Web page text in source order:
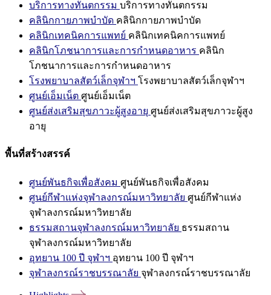
บริการทางทันตกรรม บริการทางทันตกรรม
คลินิกกายภาพบำบัด คลินิกกายภาพบำบัด
คลินิกเทคนิคการแพทย์ คลินิกเทคนิคการแพทย์
คลินิกโภชนาการและการกำหนดอาหาร คลินิก
โภชนาการและการกำหนดอาหาร
โรงพยาบาลสัตว์เล็กจุฬาฯ โรงพยาบาลสัตว์เล็กจุฬาฯ
ศูนย์เอ็มเน็ต ศูนย์เอ็มเน็ต
ศูนย์ส่งเสริมสุขภาวะผู้สูงอายุ ศูนย์ส่งเสริมสุขภาวะผู้สูง
อายุ
พื้นที่สร้างสรรค์
ศูนย์พันธกิจเพื่อสังคม ศูนย์พันธกิจเพื่อสังคม
ศูนย์กีฬาแห่งจุฬาลงกรณ์มหาวิทยาลัย ศูนย์กีฬาแห่ง
จุฬาลงกรณ์มหาวิทยาลัย
ธรรมสถานจุฬาลงกรณ์มหาวิทยาลัย ธรรมสถาน
จุฬาลงกรณ์มหาวิทยาลัย
อุทยาน 100 ปี จุฬาฯ อุทยาน 100 ปี จุฬาฯ
จุฬาลงกรณ์ราชบรรณาลัย จุฬาลงกรณ์ราชบรรณาลัย